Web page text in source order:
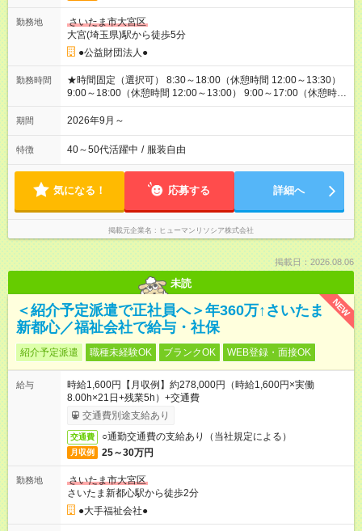
勤務地
さいたま市大宮区
大宮(埼玉県)駅から徒歩5分
●公益財団法人●
勤務時間
★時間固定（選択可） 8:30～18:00（休憩時間 12:00～13:30）
9:00～18:00（休憩時間 12:00～13:00） 9:00～17:00（休憩時
間 12:00～13:00） 他、派遣先の規定による
期間 2026年9月～
特徴 40～50代活躍中 / 服装自由
気になる！ 応募する 詳細へ
掲載元企業名 ヒューマンリソシア株式会社
掲載日：2026.08.06
未読
NEW
＜紹介予定派遣で正社員へ＞年360万↑さいたま
新都心／福祉会社で給与・社保
紹介予定派遣 職種未経験OK ブランクOK WEB登録・面接OK
給与
時給1,600円【月収例】約278,000円（時給1,600円×実働
8.00h×21日+残業5h）+交通費
交通費別途支給あり
交通費 ○通勤交通費の支給あり（当社規定による）
月収例 25～30万円
勤務地
さいたま市大宮区
さいたま新都心駅から徒歩2分
●大手福祉会社●